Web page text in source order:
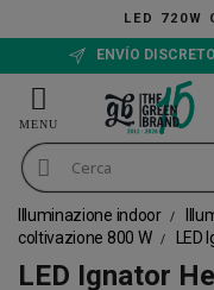
GB LIGHTING, Scoprilo!
ENVÍO
Illuminazione indoor
coltivazione 800 W
LED Ignator